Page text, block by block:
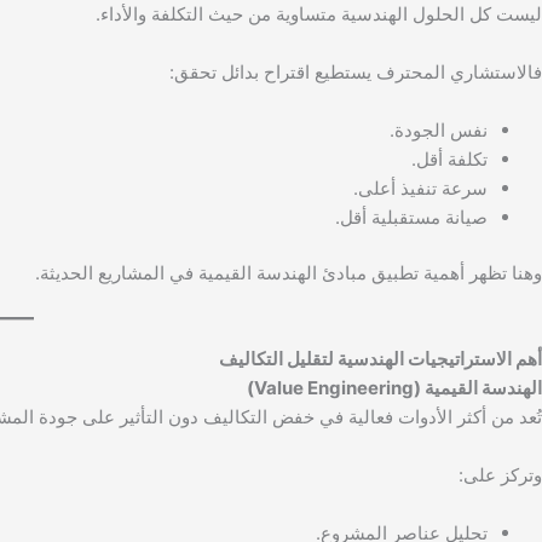
ليست كل الحلول الهندسية متساوية من حيث التكلفة والأداء.
فالاستشاري المحترف يستطيع اقتراح بدائل تحقق:
نفس الجودة.
تكلفة أقل.
سرعة تنفيذ أعلى.
صيانة مستقبلية أقل.
وهنا تظهر أهمية تطبيق مبادئ الهندسة القيمية في المشاريع الحديثة.
أهم الاستراتيجيات الهندسية لتقليل التكاليف
الهندسة القيمية (Value Engineering)
تُعد من أكثر الأدوات فعالية في خفض التكاليف دون التأثير على جودة
وتركز على:
تحليل عناصر المشروع.